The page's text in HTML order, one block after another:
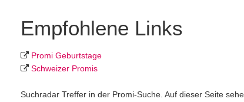
Empfohlene Links
Promi Geburtstage
Schweizer Promis
Suchradar Treffer in der Promi-Suche. Auf dieser Seite